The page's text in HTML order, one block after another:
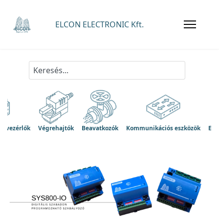
vezérlők Végrehajtók Beavatkozók Kommunikációs eszközök